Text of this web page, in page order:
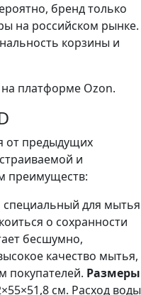
бренд только
на российском рынке.
корзины и
на платформе Ozon.
от предыдущих
и
преимуществ:
для мытья
о сохранности
бесшумно,
качество мытья,
покупателей. Размеры
см. Расход воды